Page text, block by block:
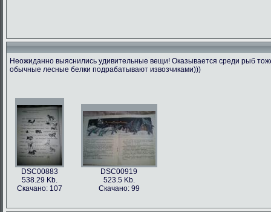
Неожиданно выяснились удивительные вещи! Оказывается среди рыб
обычные лесные белки подрабатывают извозчиками)))
DSC00883
538.29 Kb.
Скачано: 107
DSC00919
523.5 Kb.
Скачано: 99